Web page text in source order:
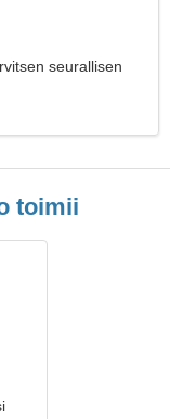
seurallisen
toimii